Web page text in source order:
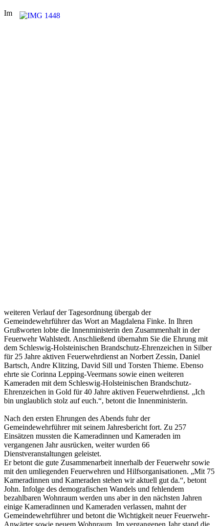
Im
weiteren Verlauf der Tagesordnung übergab der
Gemeindewehrführer das Wort an Magdalena Finke. In Ihren
Grußworten lobte die Innenministerin den Zusammenhalt in der
Feuerwehr Wahlstedt. Anschließend übernahm Sie die Ehrung mit
dem Schleswig-Holsteinischen Brandschutz-Ehrenzeichen in Silber
für 25 Jahre aktiven Feuerwehrdienst an Norbert Zessin, Daniel
Bartsch, Andre Klitzing, David Sill und Torsten Thieme. Ebenso
ehrte sie Corinna Lepping-Veermans sowie einen weiteren
Kameraden mit dem Schleswig-Holsteinischen Brandschutz-
Ehrenzeichen in Gold für 40 Jahre aktiven Feuerwehrdienst. „Ich
bin unglaublich stolz auf euch.“, betont die Innenministerin.
Nach den ersten Ehrungen des Abends fuhr der
Gemeindewehrführer mit seinem Jahresbericht fort. Zu 257
Einsätzen mussten die Kameradinnen und Kameraden im
vergangenen Jahr ausrücken, weiter wurden 66
Dienstveranstaltungen geleistet.
Er betont die gute Zusammenarbeit innerhalb der Feuerwehr sowie
mit den umliegenden Feuerwehren und Hilfsorganisationen. „Mit 75
Kameradinnen und Kameraden stehen wir aktuell gut da.“, betont
John. Infolge des demografischen Wandels und fehlendem
bezahlbaren Wohnraum werden uns aber in den nächsten Jahren
einige Kameradinnen und Kameraden verlassen, mahnt der
Gemeindewehrführer und betont die Wichtigkeit neuer Feuerwehr-
Anwärter sowie neuem Wohnraum. Im vergangenen Jahr stand die